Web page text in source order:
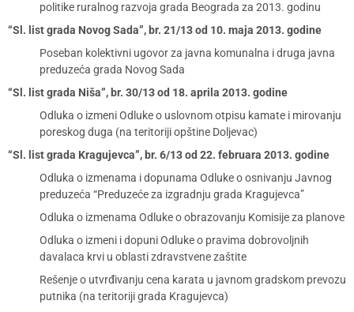
politike ruralnog razvoja grada Beograda za 2013. godinu
“Sl. list grada Novog Sada”, br. 21/13 od 10. maja 2013. godine
Poseban kolektivni ugovor za javna komunalna i druga javna
preduzeća grada Novog Sada
“Sl. list grada Niša”, br. 30/13 od 18. aprila 2013. godine
Odluka o izmeni Odluke o uslovnom otpisu kamate i mirovanju
poreskog duga (na teritoriji opštine Doljevac)
“Sl. list grada Kragujevca”, br. 6/13 od 22. februara 2013. godine
Odluka o izmenama i dopunama Odluke o osnivanju Javnog
preduzeća “Preduzeće za izgradnju grada Kragujevca”
Odluka o izmenama Odluke o obrazovanju Komisije za planove
Odluka o izmeni i dopuni Odluke o pravima dobrovoljnih
davalaca krvi u oblasti zdravstvene zaštite
Rešenje o utvrđivanju cena karata u javnom gradskom prevozu
putnika (na teritoriji grada Kragujevca)